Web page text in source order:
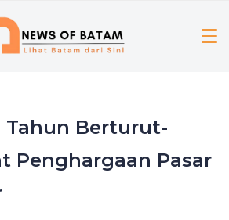
Tahun Berturut-
Penghargaan Pasar